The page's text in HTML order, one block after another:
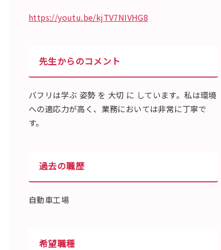
https://youtu.be/kjTV7NIVHG8
先生からのコメント
バフリは学ぶ 姿勢 を 大切 に しています。私は環境
への適応力が高く、業務においては非常に丁寧で
す。
過去の職歴
自動車工場
希望職種